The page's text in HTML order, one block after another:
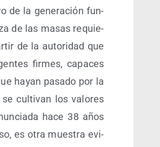
de la gene­ra­ción fun­
de las masas requie­
de la auto­ri­dad que
fir­mes, capa­ces
hayan pasa­do por la
cul­ti­van los valo­res
hace 38 años
es otra mues­tra evi­